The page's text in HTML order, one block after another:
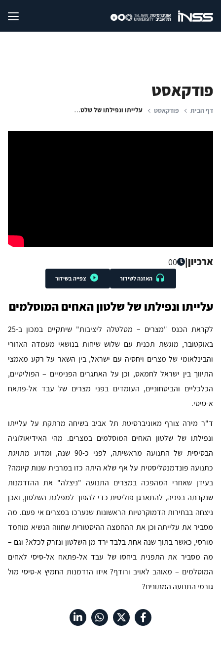
פודקאסט
דף הבית פודקאסט עלייתו ונפילתו של שלטון האחים המוסלמים
ארכיון|
00
האזנה לשידור צפייה בשידור
עלייתו ונפילתו של שלטון האחים המוסלמים
לקראת הכנס "מצרים – מטלטלה ליציבות" שיתקיים במכון ב-25
באוקטובר, מוגשת תכנית עם שלוש שיחות בנושאי מעמדה האזורי
והבינלאומי של מצרים ויחסיה עם ישראל, בין השאר על רקע מאמצי
התיווך בין ישראל לחמאס, וכן על האתגרים הפנימיים – הפוליטיים,
הכלכליים והביטחוניים, העומדים בפני מצרים של עבד אל-פתאח
א-סיסי.
ד"ר מירה צורף מאוניברסיטת תל אביב בשיחה מרתקת על עלייתו
ונפילתו של שלטון האחים המוסלמים במצרים. מהי האידיאולוגיה
הבסיסית של התנועה מראשיתה, לפני כ-90 שנה, ומדוע מתויגת
כתנועה פונדמנטליסטית על אף שלא היתה כזו במרבית שנות קיומה?
בעידן שאחרי המהפכה במצרים התנועה "ניצלה" את ההזדמנות
שנקרתה בפניה, להתארגן פוליטית כדי להפוך למפלגת השלטון, ואכן
ניצחה בבחירות הדמוקרטיות הראשונות שנערכו במצרים אי פעם. מה
מסביר את עלייתה וכן את ההחמצה ההיסטורית שחווה הנשיא מוחמד
מורסי, כאשר בתוך שנה אחת בלבד ירד מן השלטון ונזרק לכלא? וגם –
מה מסביר את התפנית ביחסו של עבד אל-פתאח אל-סיסי לאחים
המוסלמים – מאוהב לאויב ורודף? איזו הזדמנות החמיץ א-סיסי מול
גורמי התנועה המתונים?